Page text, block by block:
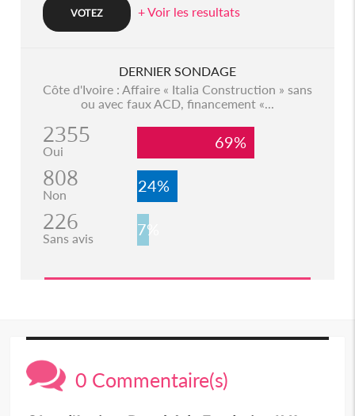
+ Voir les resultats
DERNIER SONDAGE
Côte d'Ivoire : Affaire « Italia Construction » sans
ou avec faux ACD, financement «...
2355
Oui 69%
808
Non 24%
226
Sans avis 7%
0 Commentaire(s)